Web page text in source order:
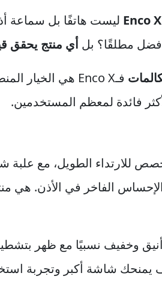
ليست هاتفًا بل سماعة
مطلقًا؟ بل أي منتج يحقق
فـEnco X هي الخيار المنطقي. أما إذا كنت تبحث عن
للارتداء الطويل، مع علبة
الفاخر في الأذن. هي
وخفيف نسبيًا مع ظهر
يمنحك شاشة أكبر وتجربة